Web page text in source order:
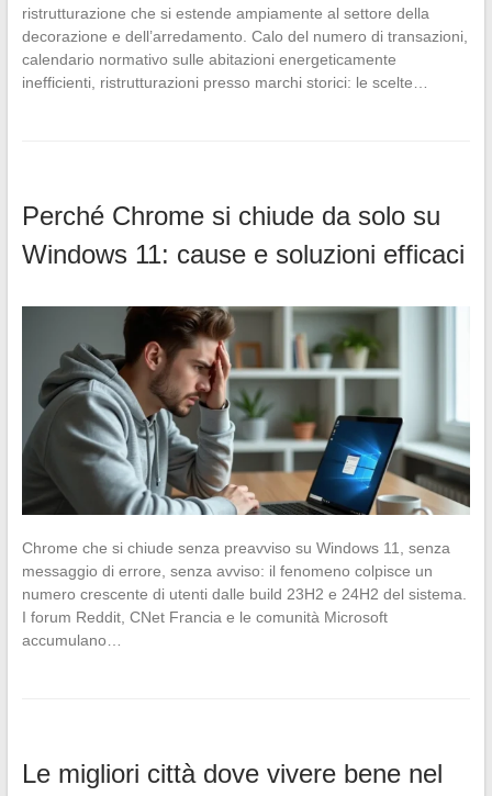
ristrutturazione che si estende ampiamente al settore della
decorazione e dell’arredamento. Calo del numero di transazioni,
calendario normativo sulle abitazioni energeticamente
inefficienti, ristrutturazioni presso marchi storici: le scelte…
Perché Chrome si chiude da solo su
Windows 11: cause e soluzioni efficaci
Chrome che si chiude senza preavviso su Windows 11, senza
messaggio di errore, senza avviso: il fenomeno colpisce un
numero crescente di utenti dalle build 23H2 e 24H2 del sistema.
I forum Reddit, CNet Francia e le comunità Microsoft
accumulano…
Le migliori città dove vivere bene nel